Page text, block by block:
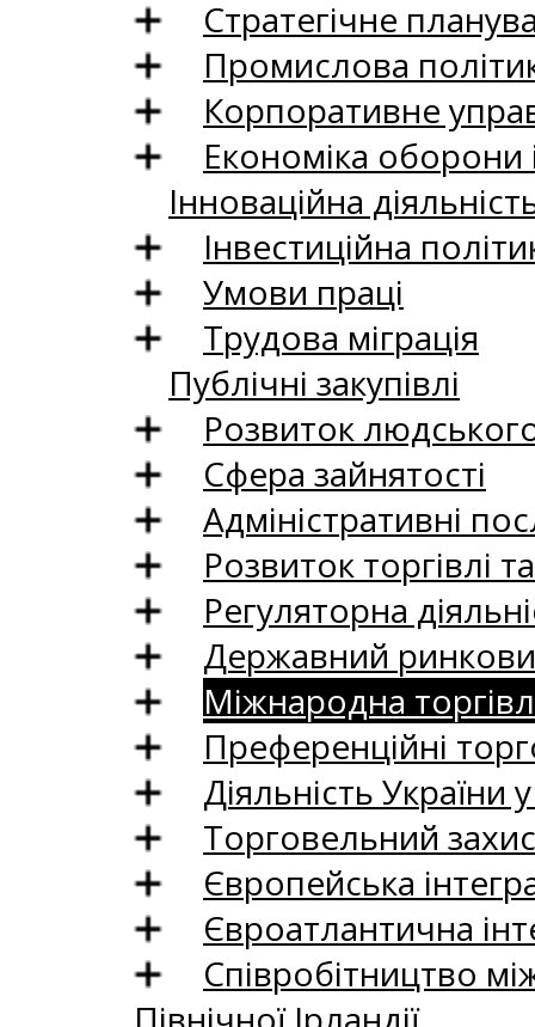
Стратегічне
Промислова
Корпоративне
Економіка оборони
Інноваційна
Інвестиційна
Умови праці
Трудова міграція
Публічні закупівлі
Розвиток
Сфера зайнятості
Адміністративні
Розвиток торгівлі
Регуляторна
Державний
Міжнародна
Преференційні
Діяльність України
Торговельний
Європейська
Євроатлантична
Співробітництво